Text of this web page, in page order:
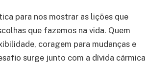
para nos mostrar as lições que
que fazemos na vida. Quem
coragem para mudanças e
surge junto com a dívida cármica